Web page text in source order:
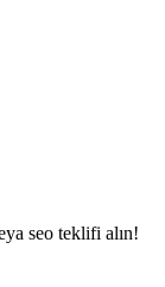
seo teklifi alın!